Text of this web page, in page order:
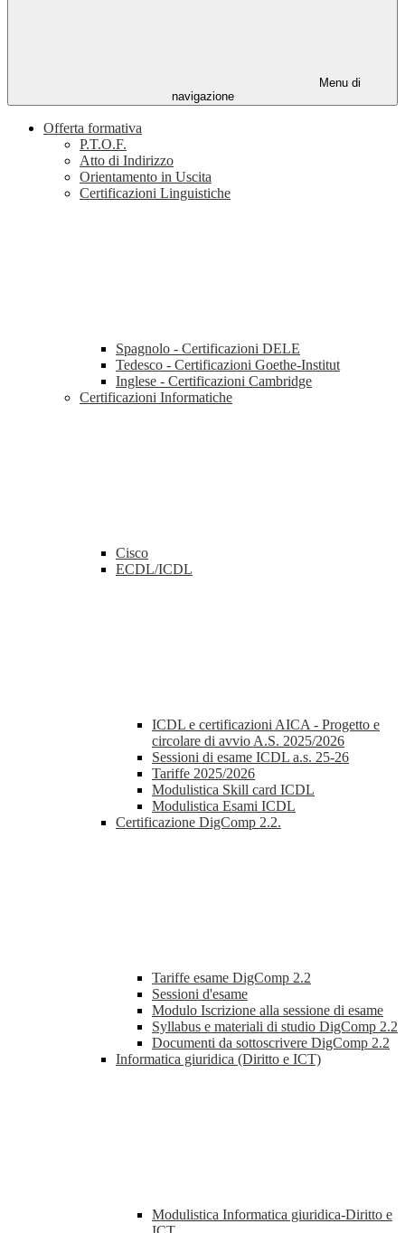
Menu di
navigazione
Offerta formativa
P.T.O.F.
Atto di Indirizzo
Orientamento in Uscita
Certificazioni Linguistiche
Spagnolo - Certificazioni DELE
Tedesco - Certificazioni Goethe-Institut
Inglese - Certificazioni Cambridge
Certificazioni Informatiche
Cisco
ECDL/ICDL
ICDL e certificazioni AICA - Progetto e
circolare di avvio A.S. 2025/2026
Sessioni di esame ICDL a.s. 25-26
Tariffe 2025/2026
Modulistica Skill card ICDL
Modulistica Esami ICDL
Certificazione DigComp 2.2.
Tariffe esame DigComp 2.2
Sessioni d'esame
Modulo Iscrizione alla sessione di esame
Syllabus e materiali di studio DigComp 2.2
Documenti da sottoscrivere DigComp 2.2
Informatica giuridica (Diritto e ICT)
Modulistica Informatica giuridica-Diritto e